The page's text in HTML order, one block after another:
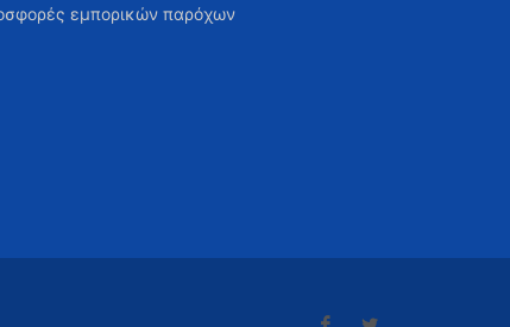
εμπορικών παρόχων